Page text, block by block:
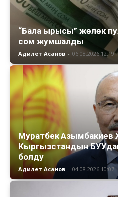
“Бала ырысы” жөлөк
сом жумшалды
Адилет Асанов - 06.08.2026 12:19
Муратбек Азымбакиев
Кыргызстандын
болду
Адилет Асанов - 04.08.2026 10:07